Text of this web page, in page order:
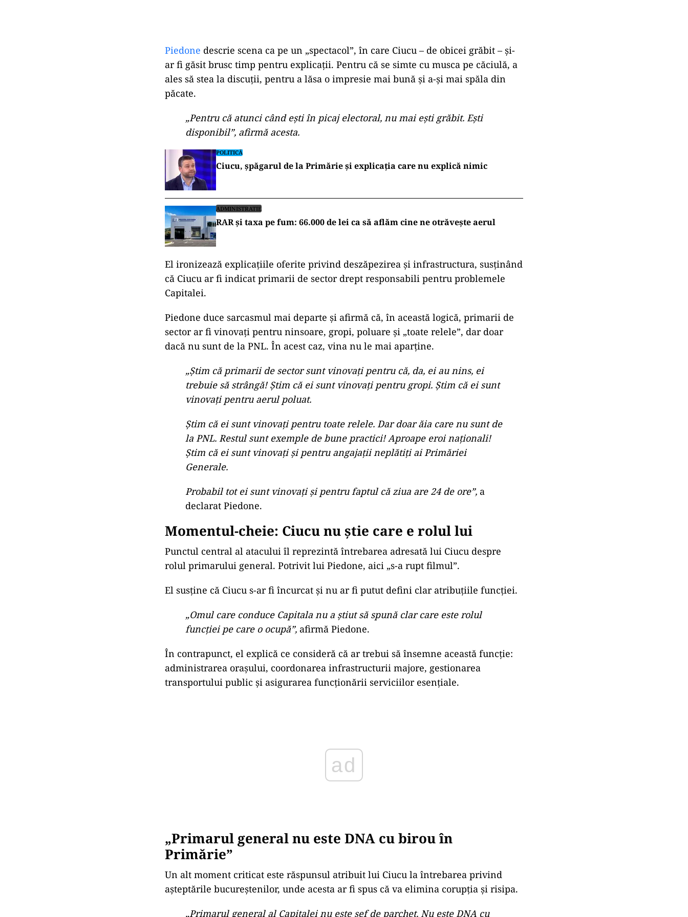
Piedonedescrie scena ca pe un „spectacol”, în care Ciucu – de obicei grăbit – și-
ar fi găsit brusc timp pentru explicații. Pentru că se simte cu musca pe căciulă, a
păcate.
„Pentru că atunci când ești în picaj electoral, nu mai ești grăbit. Ești
POLITICĂ
Ciucu, șpăgarul de la Primărie și explicația care nu explică nimic
ADMINISTRATIE
RAR și taxa pe fum: 66.000 de lei ca să aflăm cine ne otrăvește aerul
El ironizează explicațiile oferite privind deszăpezirea și infrastructura, susținând
că Ciucu ar fi indicat primarii de sector drept responsabili pentru problemele
Capitalei.
Piedone duce sarcasmul mai departe și afirmă că, în această logică, primarii de
sector ar fi vinovați pentru ninsoare, gropi, poluare și „toate relele”, dar doar
„Știm că primarii de sector sunt vinovați pentru că, da, ei au nins, ei
trebuie să strângă! Știm că ei sunt vinovați pentru gropi. Știm că ei sunt
vinovați pentru aerul poluat.
Știm că ei sunt vinovați pentru toate relele. Dar doar ăia care nu sunt de
la PNL. Restul sunt exemple de bune practici! Aproape eroi naționali!
Știm că ei sunt vinovați și pentru angajații neplătiți ai Primăriei
Probabil tot ei sunt vinovați și pentru faptul că ziua are 24 de ore”,a
declarat Piedone.
El susține că Ciucu s-ar fi încurcat și nu ar fi putut defini clar atribuțiile funcției.
administrarea orașului, coordonarea infrastructurii majore, gestionarea
transportului public și asigurarea funcționării serviciilor esențiale.